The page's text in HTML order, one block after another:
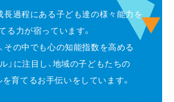
長過程にある子ども達の様々能力を
る力が宿っています。
その中でも心の知能指数を高める
」に注目し、地域の子どもたちの
育てるお手伝いをしています。